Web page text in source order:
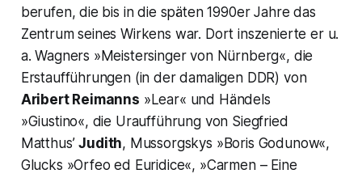
berufen, die bis in die späten 1990er Jahre das
Zentrum seines Wirkens war. Dort inszenierte er u.
a. Wagners »Meistersinger von Nürnberg«, die
Erstaufführungen (in der damaligen DDR) von
Aribert Reimanns »Lear« und Händels
»Giustino«, die Uraufführung von Siegfried
Matthus’Judith, Mussorgskys »Boris Godunow«,
Glucks »Orfeo ed Euridice«, »Carmen – Eine